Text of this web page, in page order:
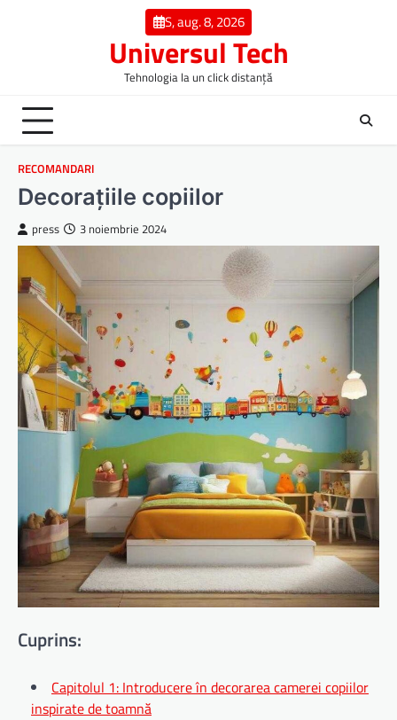
S, aug. 8, 2026
Universul Tech
Tehnologia la un click distanță
RECOMANDARI
Decorațiile copiilor
press 3 noiembrie 2024
Cuprins:
Capitolul 1: Introducere în decorarea camerei copiilor
inspirate de toamnă